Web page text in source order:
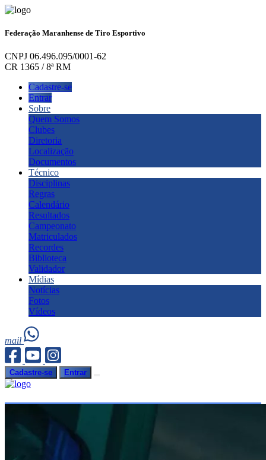
Federação Maranhense de Tiro Esportivo
CNPJ 06.496.095/0001-62
CR 1365 / 8ª RM
Cadastre-se
Entrar
Sobre
Quem Somos
Clubes
Diretoria
Localização
Documentos
Técnico
Disciplinas
Regras
Calendário
Resultados
Campeonato
Matriculados
Recordes
Biblioteca
Validador
Mídias
Notícias
Fotos
Vídeos
mail
Cadastre-se Entrar